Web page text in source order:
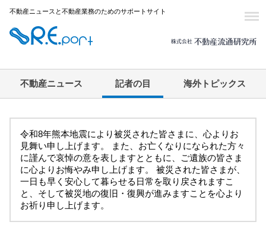
不動産ニュースと不動産業務のためのサポートサイト
不動産ニュース 記者の目 海外トピックス
令和8年熊本地震により被災された皆さまに、心よりお
見舞い申し上げます。 また、お亡くなりになられた方々
に謹んで哀悼の意を表しますとともに、ご遺族の皆さま
に心よりお悔やみ申し上げます。 被災された皆さまが、
一日も早く安心して暮らせる日常を取り戻されますこ
と、そして被災地の復旧・復興が進みますことを心より
お祈り申し上げます。